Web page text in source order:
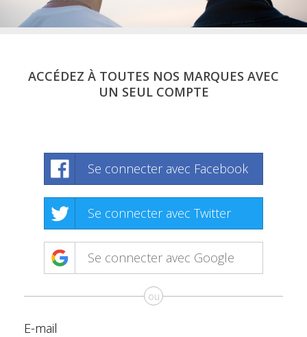
ACCÉDEZ À TOUTES NOS MARQUES AVEC
UN SEUL COMPTE
Se connecter avec Facebook
Se connecter avec Twitter
Se connecter avec Google
ou
E-mail